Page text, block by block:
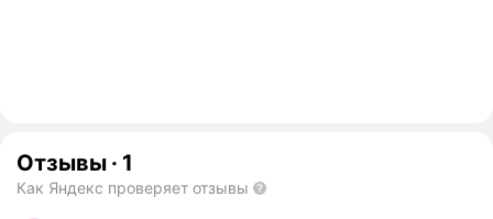
Отзывы · 1
Как Яндекс проверяет отзывы